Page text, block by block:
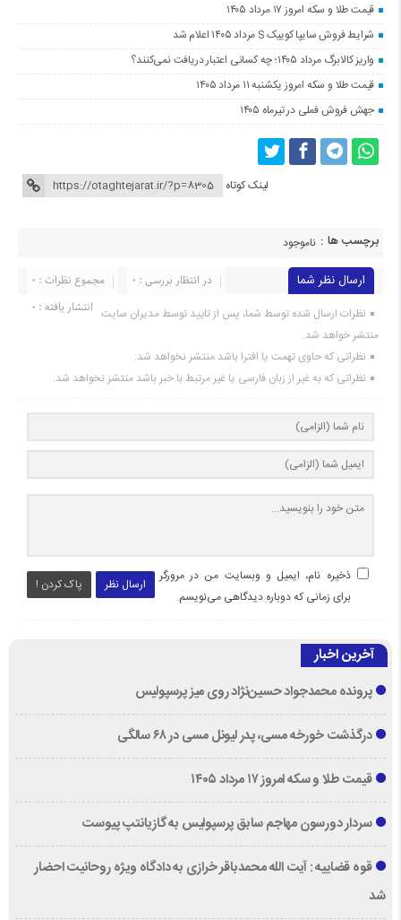
قیمت طلا و سکه امروز ۱۷ مرداد ۱۴۰۵
شرایط فروش سایپا کوییک S مرداد ۱۴۰۵ اعلام شد
واریز کالابرگ مرداد ۱۴۰۵؛ چه کسانی اعتبار دریافت نمی‌کنند؟
قیمت طلا و سکه امروز یکشنبه ۱۱ مرداد ۱۴۰۵
جهش فروش فملی در تیرماه ۱۴۰۵
لینک کوتاه
برچسب ها : ناموجود
ارسال نظر شما مجموع نظرات : 0
در انتظار بررسی : 0
انتشار یافته : 0 نظرات ارسال شده توسط شما، پس از تایید توسط مدیران سایت
منتشر خواهد شد.
نظراتی که حاوی تهمت یا افترا باشد منتشر نخواهد شد.
نظراتی که به غیر از زبان فارسی یا غیر مرتبط با خبر باشد منتشر نخواهد شد.
ارسال نظر پاک کردن !
ذخیره نام، ایمیل و وبسایت من در مرورگر
برای زمانی که دوباره دیدگاهی می‌نویسم.
آخرین اخبار
پرونده محمدجواد حسین‌نژاد روی میز پرسپولیس
درگذشت خورخه مسی، پدر لیونل مسی در ۶۸ سالگی
قیمت طلا و سکه امروز ۱۷ مرداد ۱۴۰۵
سردار دورسون مهاجم سابق پرسپولیس به گازیانتپ پیوست
قوه قضاییه : آیت الله محمدباقر خرازی به دادگاه ویژه روحانیت احضار
شد